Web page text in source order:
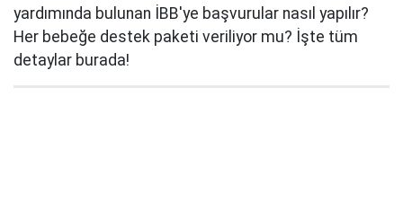
yardımında bulunan İBB'ye başvurular nasıl yapılır?
Her bebeğe destek paketi veriliyor mu? İşte tüm
detaylar burada!